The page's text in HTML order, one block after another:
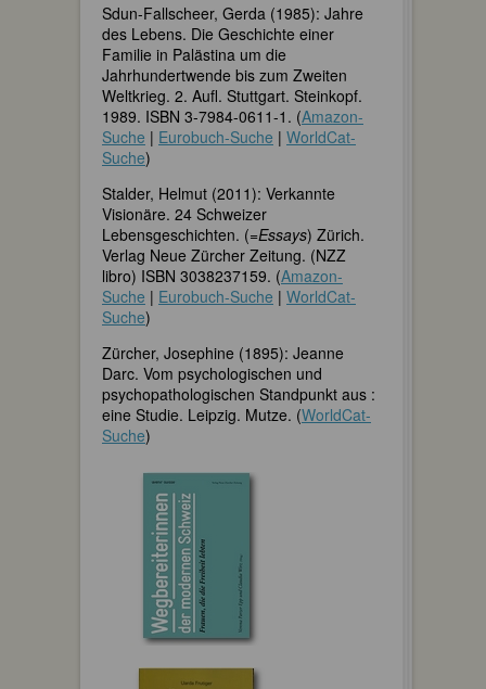
Sdun-Fallscheer, Gerda (1985): Jahre
des Lebens. Die Geschichte einer
Familie in Palästina um die
Jahrhundertwende bis zum Zweiten
Weltkrieg. 2. Aufl. Stuttgart. Steinkopf.
1989. ISBN 3-7984-0611-1. (Amazon-
Suche | Eurobuch-Suche | WorldCat-
Suche)
Stalder, Helmut (2011): Verkannte
Visionäre. 24 Schweizer
Lebensgeschichten. (=Essays) Zürich.
Verlag Neue Zürcher Zeitung. (NZZ
libro) ISBN 3038237159. (Amazon-
Suche | Eurobuch-Suche | WorldCat-
Suche)
Zürcher, Josephine (1895): Jeanne
Darc. Vom psychologischen und
psychopathologischen Standpunkt aus :
eine Studie. Leipzig. Mutze. (WorldCat-
Suche)